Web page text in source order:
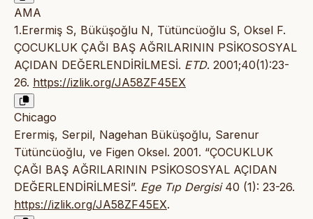
AMA
1.Erermiş S, Büküşoğlu N, Tütüncüoğlu S, Oksel F.
ÇOCUKLUK ÇAĞI BAŞ AĞRILARININ PSİKOSOSYAL
AÇIDAN DEĞERLENDİRİLMESİ. ETD. 2001;40(1):23-
26. https://izlik.org/JA58ZF45EX
Chicago
Erermiş, Serpil, Nagehan Büküşoğlu, Sarenur
Tütüncüoğlu, ve Figen Oksel. 2001. “ÇOCUKLUK
ÇAĞI BAŞ AĞRILARININ PSİKOSOSYAL AÇIDAN
DEĞERLENDİRİLMESİ”. Ege Tıp Dergisi40 (1): 23-26.
https://izlik.org/JA58ZF45EX.